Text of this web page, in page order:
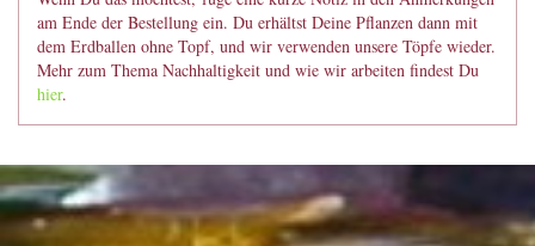
am Ende der Bestellung ein. Du erhältst Deine Pflanzen dann mit
dem Erdballen ohne Topf, und wir verwenden unsere Töpfe wieder.
Mehr zum Thema Nachhaltigkeit und wie wir arbeiten findest Du
hier.